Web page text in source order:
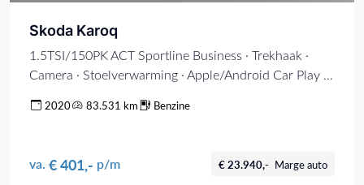
Skoda Karoq
1.5TSI/150PK ACT Sportline Business · Trekhaak ·
Camera · Stoelverwarming · Apple/Android Car Play ·
2020 83.531 km Benzine
va. € 401,- p/m € 23.940,- Marge auto